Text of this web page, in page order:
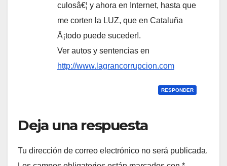
culosâ€¦ y ahora en Internet, hasta que
me corten la LUZ, que en Cataluña
Â¡todo puede suceder!.
Ver autos y sentencias en
http://www.lagrancorrupcion.com
RESPONDER
Deja una respuesta
Tu dirección de correo electrónico no será publicada.